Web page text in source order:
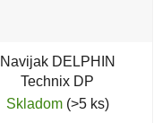
Navijak DELPHIN
Technix DP
Skladom (>5 ks)